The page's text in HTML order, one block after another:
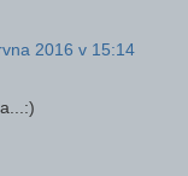
2016 v 15:14